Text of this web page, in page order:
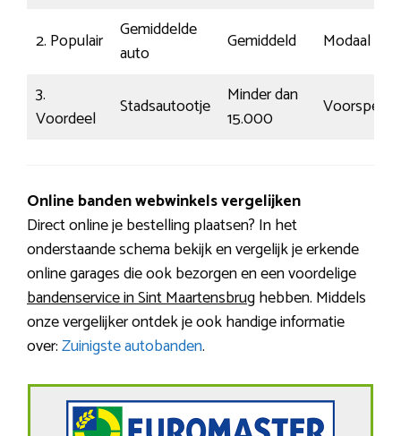
2. Populair
Gemiddelde
auto
Gemiddeld
Modaal
3.
Voordeel
Stadsautootje
Minder dan
15.000
Online banden webwinkels vergelijken
Direct online je bestelling plaatsen? In het
onderstaande schema bekijk en vergelijk je erkende
online garages die ook bezorgen en een voordelige
bandenservice in Sint Maartensbrughebben. Middels
onze vergelijker ontdek je ook handige informatie
over:Zuinigste autobanden.